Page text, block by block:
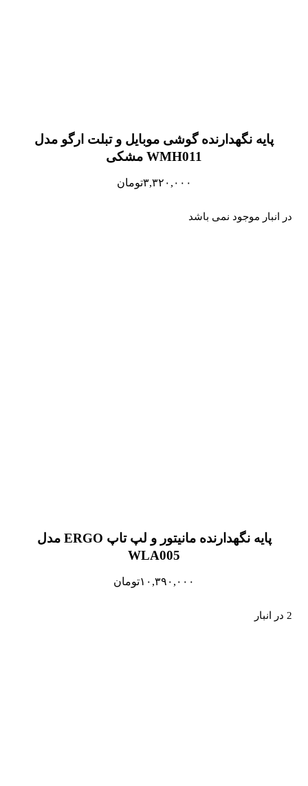
پایه نگهدارنده گوشی موبایل و تبلت ارگو مدل
WMH011 مشکی
۳,۳۲۰,۰۰۰تومان
در انبار موجود نمی باشد
پایه نگهدارنده مانیتور و لپ تاپ ERGO مدل
WLA005
۱۰,۳۹۰,۰۰۰تومان
2 در انبار